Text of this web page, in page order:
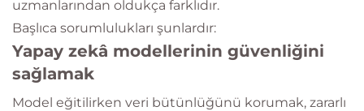
uzmanlarından oldukça farklıdır.
Başlıca sorumlulukları şunlardır:
Yapay zekâ modellerinin güvenliğini
sağlamak
Model eğitilirken veri bütünlüğünü korumak, zararlı